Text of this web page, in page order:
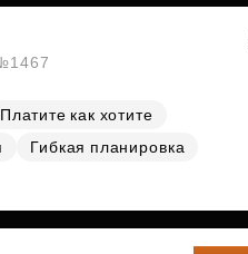
Платите как хотите
Гибкая планировка